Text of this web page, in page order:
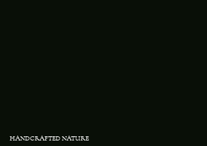
HANDCRAFTED NATURE